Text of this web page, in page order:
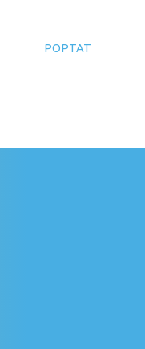
POPTAT